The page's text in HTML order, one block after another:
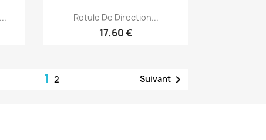
Aperçu rapide
Rotule De Direction...
17,60 €
12 Suivant